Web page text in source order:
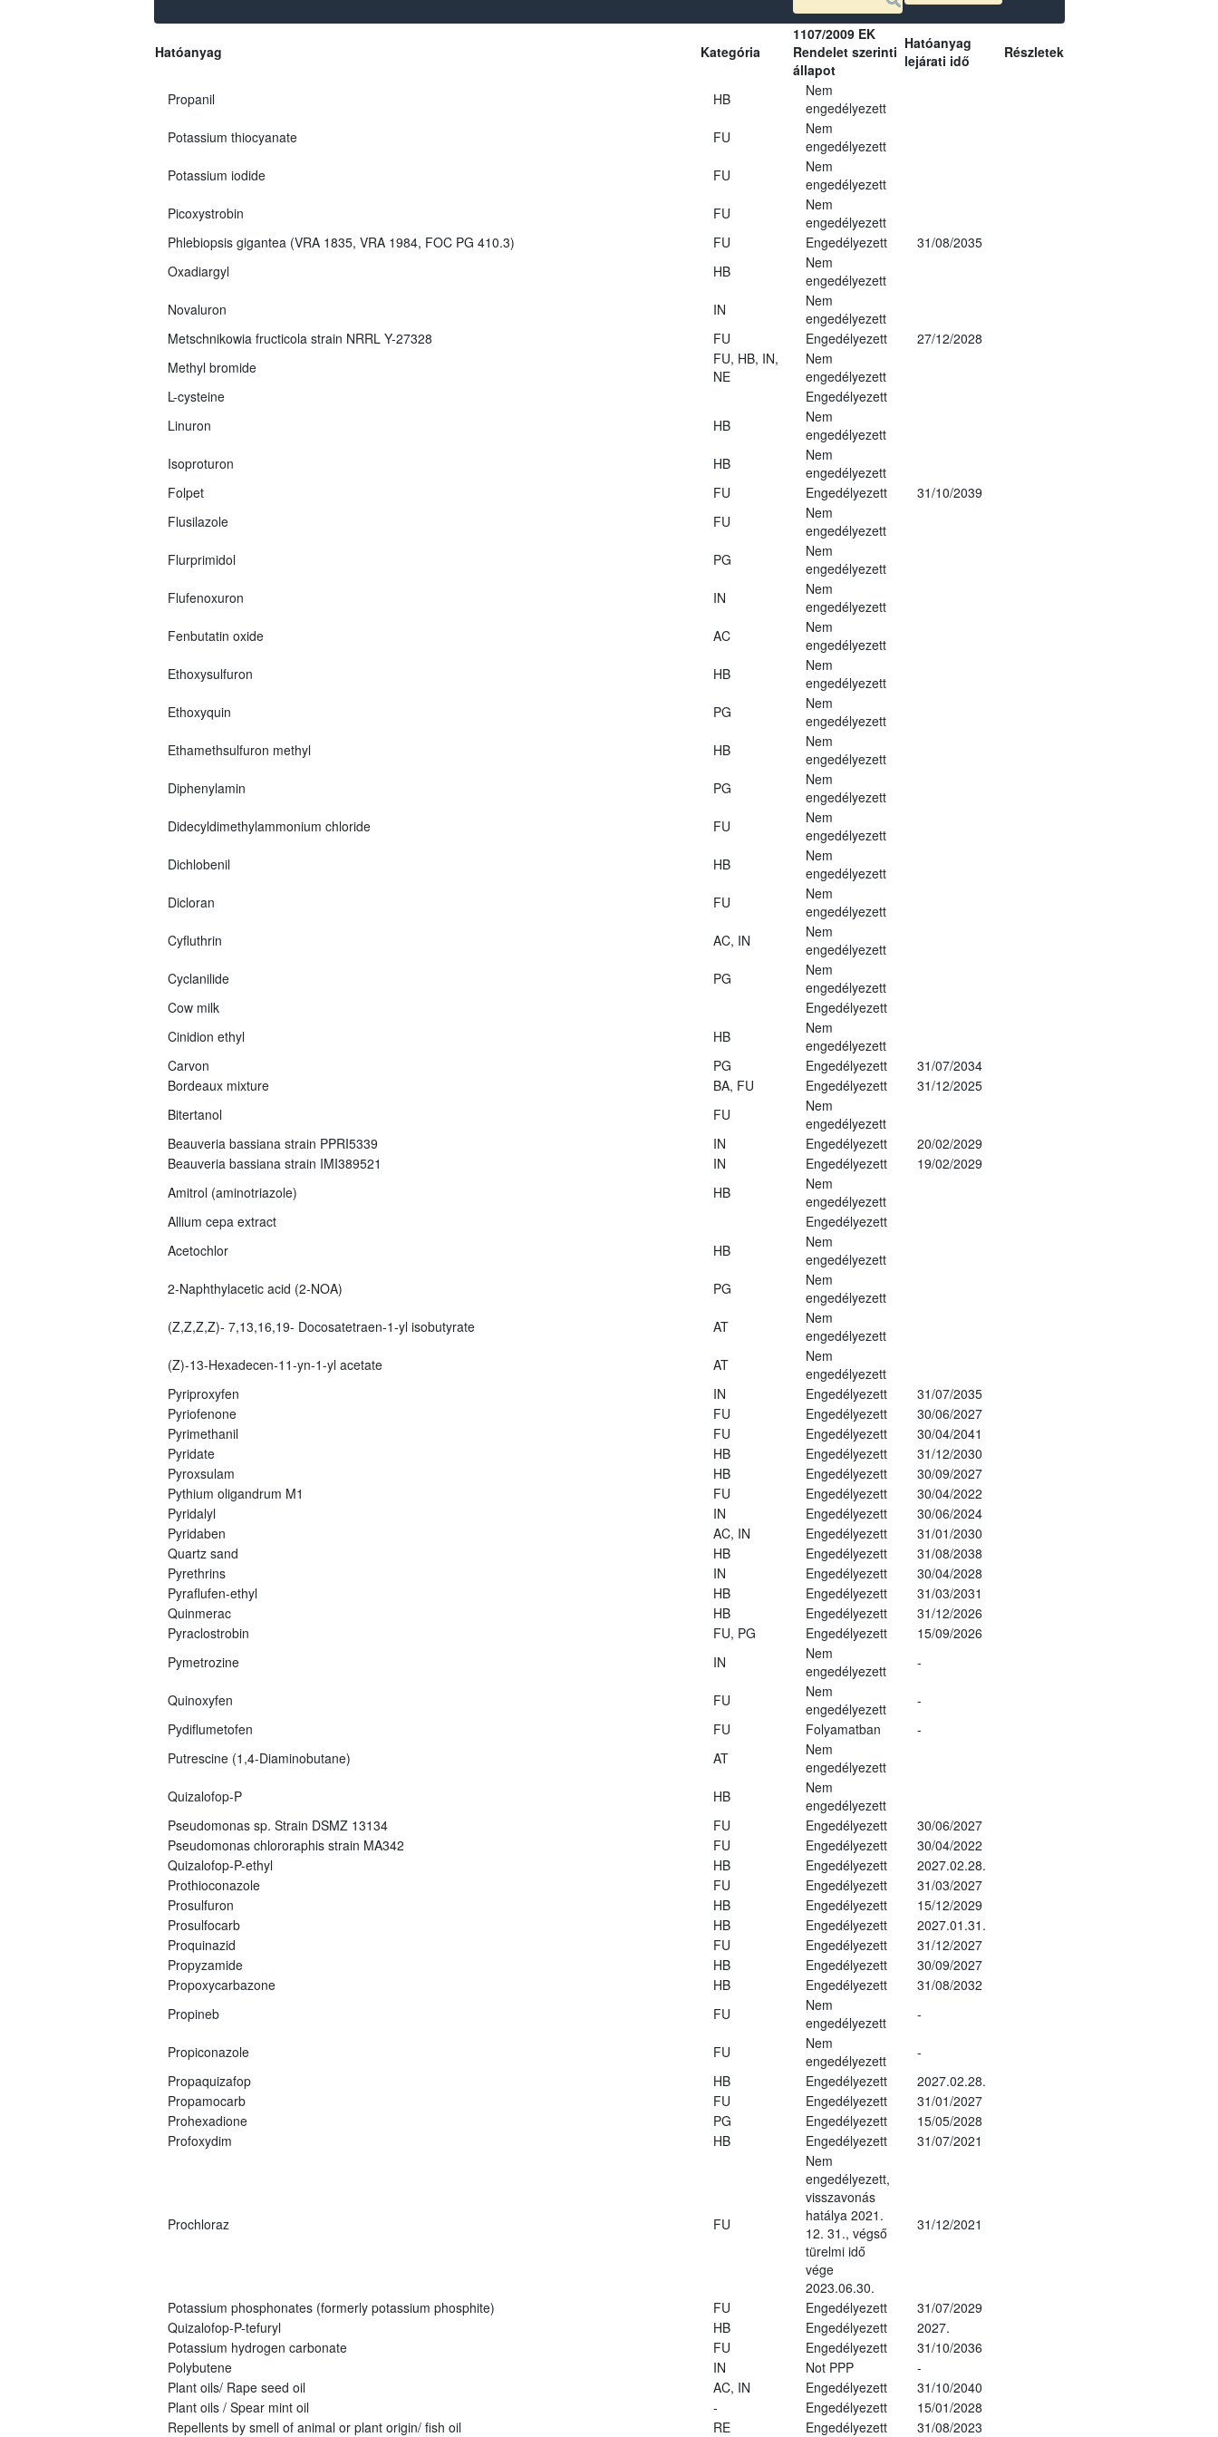
Hatóanyag Kategória
1107/2009 EK
Rendelet szerinti
állapot
Hatóanyag
lejárati idő
Részletek
Propanil HB
Nem
engedélyezett
Potassium thiocyanate
FU
Nem
engedélyezett
Potassium iodide
FU
Nem
engedélyezett
Picoxystrobin
FU
Nem
engedélyezett
Phlebiopsis gigantea (VRA 1835, VRA 1984, FOC PG 410.3)
FU Engedélyezett
31/08/2035
Oxadiargyl
HB
Nem
engedélyezett
Novaluron
IN
Nem
engedélyezett
Metschnikowia fructicola strain NRRL Y-27328
FU Engedélyezett
27/12/2028
Methyl bromide
FU, HB, IN,
NE
Nem
engedélyezett
L-cysteine
Engedélyezett
Linuron
HB
Nem
engedélyezett
Isoproturon
HB
Nem
engedélyezett
Folpet
FU Engedélyezett
31/10/2039
Flusilazole
FU
Nem
engedélyezett
Flurprimidol
PG
Nem
engedélyezett
Flufenoxuron
IN
Nem
engedélyezett
Fenbutatin oxide
AC
Nem
engedélyezett
Ethoxysulfuron
HB
Nem
engedélyezett
Ethoxyquin
PG
Nem
engedélyezett
Ethamethsulfuron methyl
HB
Nem
engedélyezett
Diphenylamin
PG
Nem
engedélyezett
Didecyldimethylammonium chloride
FU
Nem
engedélyezett
Dichlobenil
HB
Nem
engedélyezett
Dicloran
FU
Nem
engedélyezett
Cyfluthrin
AC, IN
Nem
engedélyezett
Cyclanilide
PG
Nem
engedélyezett
Cow milk
Engedélyezett
Cinidion ethyl
HB
Nem
engedélyezett
Carvon
PG Engedélyezett
31/07/2034
Bordeaux mixture
BA, FU Engedélyezett
31/12/2025
Bitertanol
FU
Nem
engedélyezett
Beauveria bassiana strain PPRI5339
IN Engedélyezett
20/02/2029
Beauveria bassiana strain IMI389521
IN Engedélyezett
19/02/2029
Amitrol (aminotriazole)
HB
Nem
engedélyezett
Allium cepa extract
Engedélyezett
Acetochlor
HB
Nem
engedélyezett
2-Naphthylacetic acid (2-NOA)
PG
Nem
engedélyezett
(Z,Z,Z,Z)- 7,13,16,19- Docosatetraen-1-yl isobutyrate
AT
Nem
engedélyezett
(Z)-13-Hexadecen-11-yn-1-yl acetate
AT
Nem
engedélyezett
Pyriproxyfen
IN Engedélyezett
31/07/2035
Pyriofenone
FU Engedélyezett
30/06/2027
Pyrimethanil
FU Engedélyezett
30/04/2041
Pyridate
HB Engedélyezett
31/12/2030
Pyroxsulam
HB Engedélyezett
30/09/2027
Pythium oligandrum M1
FU Engedélyezett
30/04/2022
Pyridalyl
IN Engedélyezett
30/06/2024
Pyridaben
AC, IN Engedélyezett
31/01/2030
Quartz sand
HB Engedélyezett
31/08/2038
Pyrethrins
IN Engedélyezett
30/04/2028
Pyraflufen-ethyl
HB Engedélyezett
31/03/2031
Quinmerac
HB Engedélyezett
31/12/2026
Pyraclostrobin
FU, PG Engedélyezett
15/09/2026
Pymetrozine
IN
Nem
engedélyezett
-
Quinoxyfen FU
Nem
engedélyezett
-
Pydiflumetofen
FU Folyamatban
-
Putrescine (1,4-Diaminobutane)
AT
Nem
engedélyezett
Quizalofop-P
HB
Nem
engedélyezett
Pseudomonas sp. Strain DSMZ 13134
FU Engedélyezett
30/06/2027
Pseudomonas chlororaphis strain MA342
FU Engedélyezett
30/04/2022
Quizalofop-P-ethyl
HB Engedélyezett
2027.02.28.
Prothioconazole
FU Engedélyezett
31/03/2027
Prosulfuron
HB Engedélyezett
15/12/2029
Prosulfocarb
HB Engedélyezett
2027.01.31.
Proquinazid
FU Engedélyezett
31/12/2027
Propyzamide
HB Engedélyezett
30/09/2027
Propoxycarbazone
HB Engedélyezett
31/08/2032
Propineb
FU
Nem
engedélyezett
-
Propiconazole FU
Nem
engedélyezett
-
Propaquizafop
HB Engedélyezett
2027.02.28.
Propamocarb
FU Engedélyezett
31/01/2027
Prohexadione
PG Engedélyezett
15/05/2028
Profoxydim
HB Engedélyezett 31/07/2021
Prochloraz FU
Nem
engedélyezett,
visszavonás
hatálya 2021.
12. 31., végső
türelmi idő
vége
2023.06.30.
31/12/2021
Potassium phosphonates (formerly potassium phosphite) FU Engedélyezett
31/07/2029
Quizalofop-P-tefuryl
HB Engedélyezett
2027.
Potassium hydrogen carbonate
FU Engedélyezett
31/10/2036
Polybutene
IN Not PPP
-
Plant oils/ Rape seed oil
AC, IN Engedélyezett
31/10/2040
Plant oils / Spear mint oil
- Engedélyezett
15/01/2028
Repellents by smell of animal or plant origin/ fish oil
RE Engedélyezett 31/08/2023